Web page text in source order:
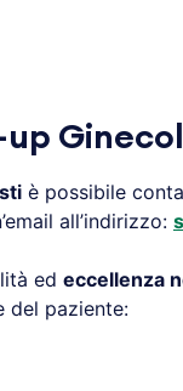
up
è possibile
all’indirizzo:
ed eccellenza
del paziente: